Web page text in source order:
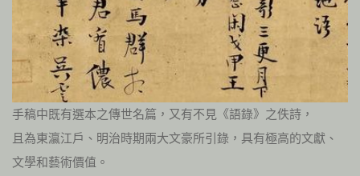
手稿中既有選本之傳世名篇，又有不見《語錄》之佚詩，
且為東瀛江戶、明治時期兩大文豪所引錄，具有極高的文獻、
文學和藝術價值。